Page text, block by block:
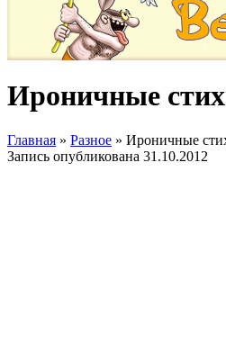
Ироничные
Главная » Разное » Ироничные
Запись опубликована 31.10.2012